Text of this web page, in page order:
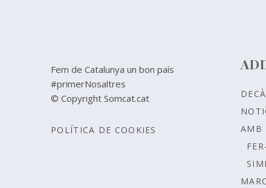
Fem de Catalunya un bon país
#primerNosaltres
© Copyright Somcat.cat
POLÍTICA DE COOKIES
AMB